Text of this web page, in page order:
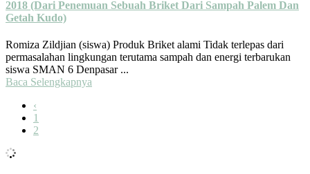
2018 (Dari Penemuan Sebuah Briket Dari Sampah Palem Dan
Getah Kudo)
Romiza Zildjian (siswa) Produk Briket alami Tidak terlepas dari
permasalahan lingkungan terutama sampah dan energi terbarukan
siswa SMAN 6 Denpasar ...
Baca Selengkapnya
‹
1
2